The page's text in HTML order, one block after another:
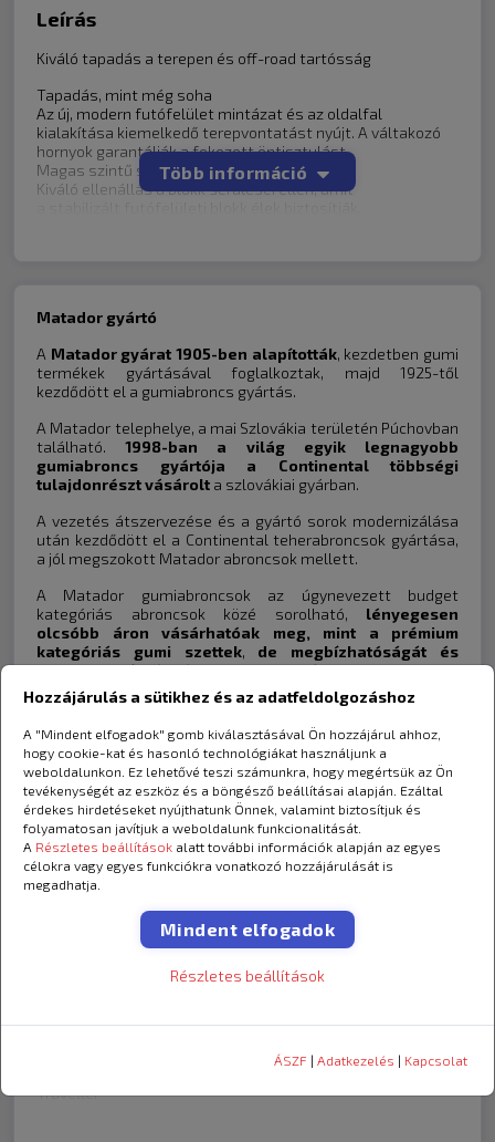
Hány km-t tett meg az abroncsokkal
Megjegyzés:
gyakrabban kapcsol az abs. Dagonyán kívül eddig nem hiányzott
egy komolyabb terepgumi.
Gyártó:
Típus:
Sebesség index:
Súly index:
Mintázat:
mp72-izzarda-at-2
Fantázia név:
MP72 Izzarda A/T 2
Peremvédő:
Üzemanyag:
Matador
215/60R17
72
Leírás
Kiváló tapadás a terepen és off-road tartósság
Tapadás, mint még soha
Az új, modern futófelület mintázat és az oldalfal
kialakítása kiemelkedő terepvontatást nyújt. A váltakozó
hornyok garantálják a fokozott öntisztulást.
Magas szintű sérülésállóság terepen
Kiváló ellenállás a blokk sérülései ellen, amit
Több információ
Matador gyártó
A Matador gyárat 1905-ben alapították, kezdetben gumi
termékek gyártásával foglalkoztak, majd 1925-től
kezdődött el a gumiabroncs gyártás.
A Matador telephelye, a mai Szlovákia területén Púchovban
található.1998-ban a világ egyik legnagyobb
gumiabroncs gyártója a Continental többségi
tulajdonrészt vásárolt a szlovákiai gyárban.
A vezetés átszervezése és a gyártó sorok modernizálása
után kezdődött el a Continental teherabroncsok gyártása,
a jól megszokott Matador abroncsok mellett.
A Matador gumiabroncsok az úgynevezett budget
kategóriás abroncsok közé sorolható, lényegesen
olcsóbb áron vásárhatóak meg, mint a prémium
kategóriás gumi szettek, de megbízhatóságát és
menetteljesítményét ez nem befolyásolja.
A gumiabroncsok biztos tapadást, halk menet zajt és
kedvező fogyasztást nyújtanak a változatos időjárási
körülmények között.
AMatador gumi megbízhatóságát a Continental
minőség is szavatolja, így bátran ajánljuk Önnek a
Matador gumiabroncsokat!
Az itt feltüntetett autótípusok csak ajánlások és
gépkönyvében vagy tanksapkában vagy B oszlopon a
Traveller
1.5 BlueHDi
Több információ
Hozzájárulás a sütikhez és az adatfeldolgozáshoz
A "Mindent elfogadok" gomb kiválasztásával Ön hozzájárul ahhoz,
hogy cookie-kat és hasonló technológiákat használjunk a
weboldalunkon. Ez lehetővé teszi számunkra, hogy megértsük az Ön
tevékenységét az eszköz és a böngésző beállításai alapján. Ezáltal
érdekes hirdetéseket nyújthatunk Önnek, valamint biztosítjuk és
folyamatosan javítjuk a weboldalunk funkcionalitását.
A Részletes beállítások alatt további információk alapján az egyes
célokra vagy egyes funkciókra vonatkozó hozzájárulását is
megadhatja.
Mindent elfogadok
Részletes beállítások
ÁSZF | Adatkezelés | Kapcsolat